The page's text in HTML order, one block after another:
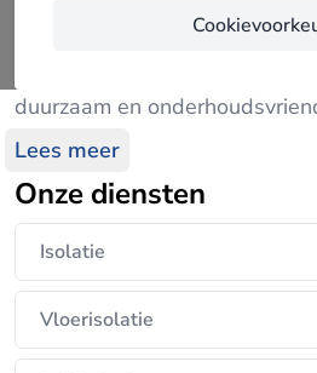
Wij kiezen daarbij resoluut
duurzaam en
Zodat u zich in jaren geen
maken over scheuren of lekken
Lees meer
Onze diensten
Isolatie
Vloerisolatie